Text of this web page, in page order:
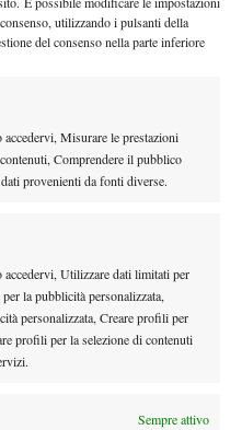
utilizzando i pulsanti della
del consenso nella parte inferiore
Misurare le prestazioni
Comprendere il pubblico
provenienti da fonti diverse.
Utilizzare dati limitati per
la pubblicità personalizzata,
personalizzata, Creare profili per
profili per la selezione di contenuti
Sempre attivo